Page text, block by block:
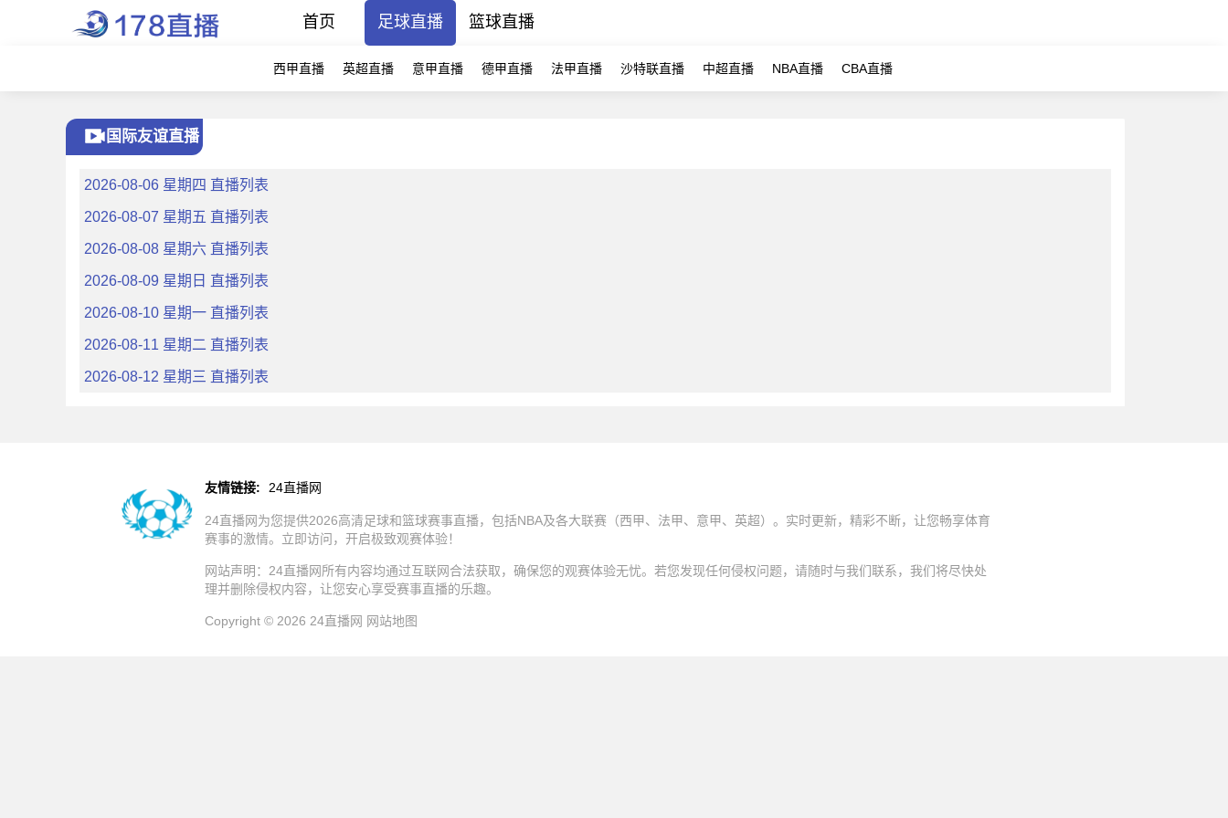
首页 足球直播 篮球直播
西甲直播 英超直播 意甲直播 德甲直播 法甲直播 沙特联直播 中超直播 NBA直播 CBA直播
国际友谊直播
2026-08-06 星期四 直播列表
2026-08-07 星期五 直播列表
2026-08-08 星期六 直播列表
2026-08-09 星期日 直播列表
2026-08-10 星期一 直播列表
2026-08-11 星期二 直播列表
2026-08-12 星期三 直播列表
友情链接: 24直播网
24直播网为您提供2026高清足球和篮球赛事直播，包括NBA及各大联赛（西甲、法甲、意甲、英超）。实时更新，精彩不断，让您畅享体育
赛事的激情。立即访问，开启极致观赛体验！
网站声明：24直播网所有内容均通过互联网合法获取，确保您的观赛体验无忧。若您发现任何侵权问题，请随时与我们联系，我们将尽快处
理并删除侵权内容，让您安心享受赛事直播的乐趣。
Copyright © 2026 24直播网 网站地图